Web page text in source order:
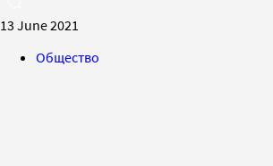
13 June 2021
Общество